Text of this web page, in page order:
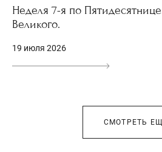
Неделя 7-я по
Великого.
19 июля 2026
СМОТРЕТЬ